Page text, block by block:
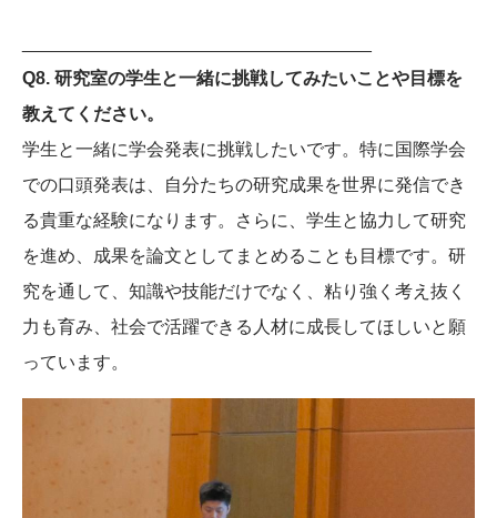
Q8. 研究室の学生と一緒に挑戦してみたいことや目標を
教えてください。
学生と一緒に学会発表に挑戦したいです。特に国際学会
での口頭発表は、自分たちの研究成果を世界に発信でき
る貴重な経験になります。さらに、学生と協力して研究
を進め、成果を論文としてまとめることも目標です。研
究を通して、知識や技能だけでなく、粘り強く考え抜く
力も育み、社会で活躍できる人材に成長してほしいと願
っています。